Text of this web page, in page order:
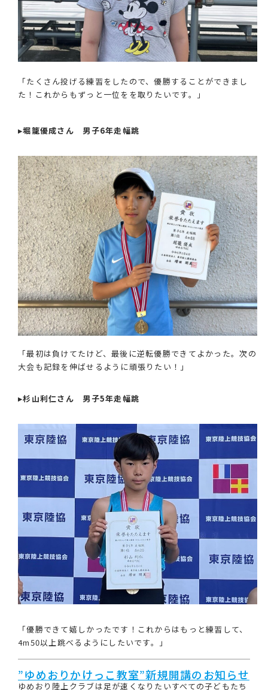
「たくさん投げる練習をしたので、優勝することができまし
た！これからもずっと一位をを取りたいです。」
▸堀籠優成さん 男子6年走幅跳
「最初は負けてたけど、最後に逆転優勝できてよかった。次の
大会も記録を伸ばせるように頑張りたい！」
▸杉山利仁さん 男子5年走幅跳
「優勝できて嬉しかったです！これからはもっと練習して、
4m50以上跳べるようにしたいです。」
”ゆめおりかけっこ教室”新規開講のお知らせ
ゆめおり陸上クラブは足が速くなりたいすべての子どもたち